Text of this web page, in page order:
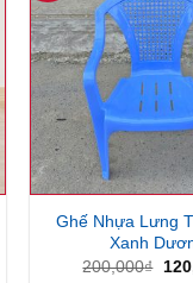
Ghế Nhựa Lưng
Xanh
200,000₫ Giá